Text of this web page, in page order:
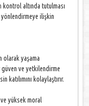
altında tutulması
ilişkin
olarak yaşama
ve yetkilendirme
katılımını kolaylaştırır.
yüksek moral